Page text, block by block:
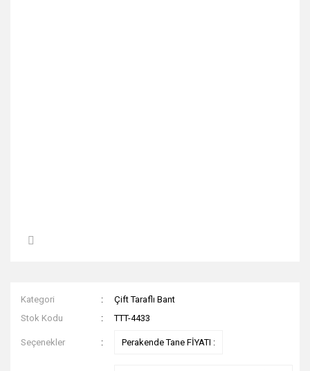
Kategori
Çift Taraflı Bant
Stok Kodu
TTT-4433
Seçenekler Perakende Tane FİYATI :